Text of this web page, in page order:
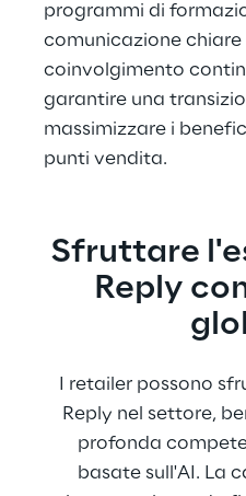
programmi di
comunicazione chiare
coinvolgimento
garantire una
massimizzare i
punti vendita.
Sfruttare
Reply
I retailer possono
Reply nel settore,
profonda
basate sull'AI. La